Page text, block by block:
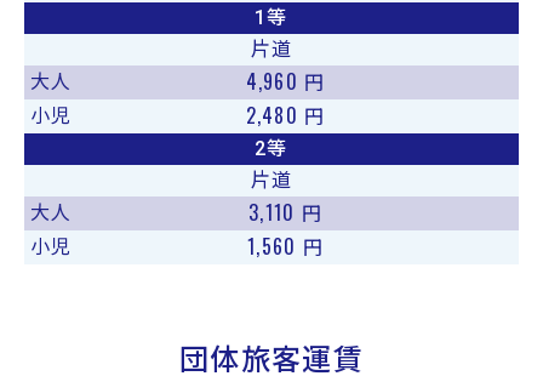
1等
片道
大人
4,960 円
小児
2,480 円
2等
片道
大人
3,110 円
小児
1,560 円
団体旅客運賃